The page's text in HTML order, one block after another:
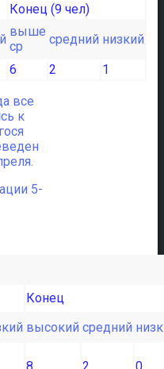
Конец (9 чел)
выше
ср
средний низкий
6 2 1
все
к
5-
Конец
высокий средний